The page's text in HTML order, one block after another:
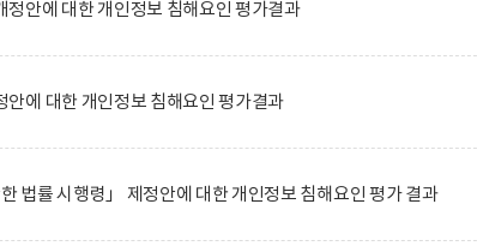
안에 대한 개인정보 침해요인 평가결과
에 대한 개인정보 침해요인 평가결과
법률 시행령」 제정안에 대한 개인정보 침해요인 평가 결과